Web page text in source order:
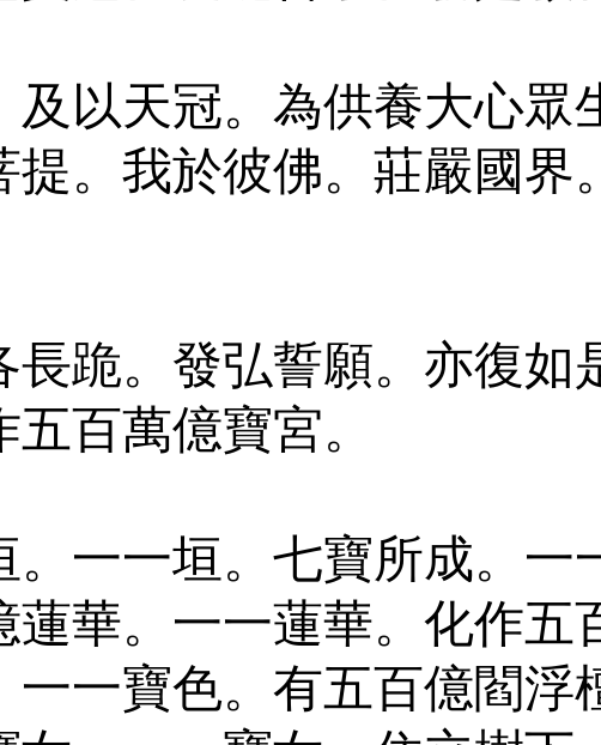
以天冠。為供養大心眾
。我於彼佛。莊嚴國界
長跪。發弘誓願。亦復如
百萬億寶宮。
。一一垣。七寶所成。一
蓮華。一一蓮華。化作五
一一寶色。有五百億閻浮